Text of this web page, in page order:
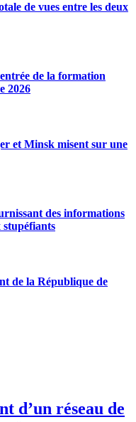
de vues entre les deux
de la formation
2026
et Minsk misent sur une
des informations
stupéfiants
de la République de
d’un réseau de